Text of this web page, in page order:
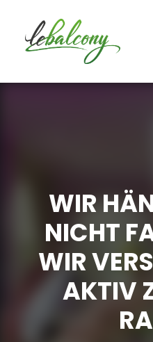
WIR
NICHT
WIR
AKTIV